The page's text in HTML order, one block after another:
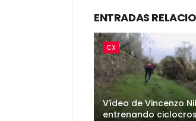
ENTRADAS
CX
Vídeo de Vincenzo
entrenando